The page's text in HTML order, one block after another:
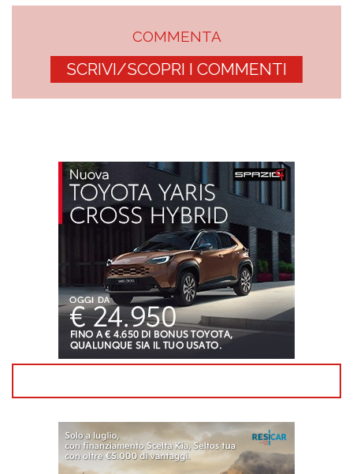
COMMENTA
SCRIVI/SCOPRI I COMMENTI